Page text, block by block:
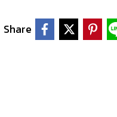
Share